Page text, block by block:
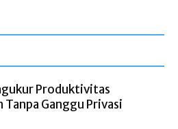
Produktivitas
Tanpa Ganggu Privasi